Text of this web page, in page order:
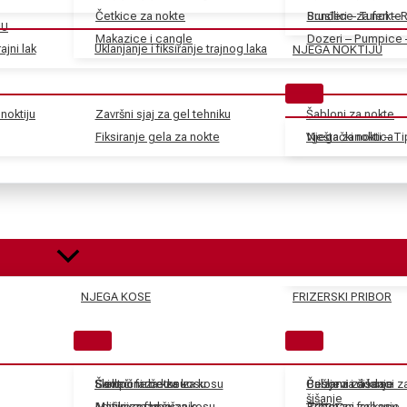
lak Uklanjanje i fiksiranje trajnog laka
Završni sjaj za gel tehniku
Fiksiranje gela za nokte
Šabloni za nokte
Vještački nokti –
Četkice za nokte
Makazice i cangle
Sunđeri – Tuferi –
Dozeri – Pumpice
Brusilice za nokte
NJEGA NOKTIJU
Njega zanoktica
Skidači farbe za kosu
Električne četke za kosu
Češljevi i dodaci
šišanje
NJEGA KOSE
Šamponi za kosu
Balzami za kosu
FRIZERSKI PRIBOR
Pribor za šišanje